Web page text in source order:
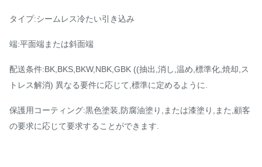
タイプ:シームレス冷たい引き込み
端:平面端または斜面端
配送条件:BK,BKS,BKW,NBK,GBK ((抽出,消し,温め,標準化,焼却,ス
トレス解消) 異なる要件に応じて,標準に定めるように.
保護用コーティング:黒色塗装,防腐油塗り,または漆塗り,また,顧客
の要求に応じて要求することができます.